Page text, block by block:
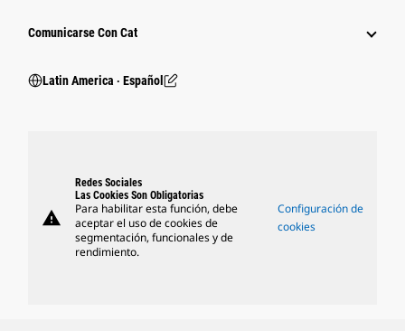
Comunicarse Con Cat
Latin America ‧ Español
warning
Redes Sociales
Las Cookies Son Obligatorias
Para habilitar esta función, debe
aceptar el uso de cookies de
segmentación, funcionales y de
rendimiento.
Configuración de
cookies